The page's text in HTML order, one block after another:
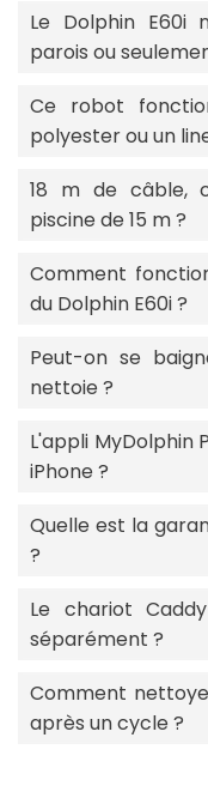
Le Dolphin E60i
parois ou
Ce robot
polyester ou un
18 m de câble,
piscine de 15 m ?
Comment
du Dolphin E60i ?
Peut-on se
nettoie ?
L'appli MyDolphin
iPhone ?
Quelle est la
?
Le chariot
séparément ?
Comment
après un cycle ?